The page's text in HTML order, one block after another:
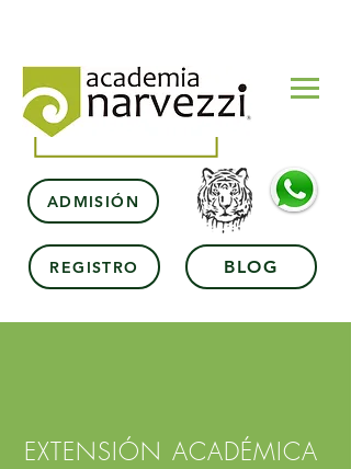
BLOG
REGISTRO
ADMISIÓN
EXTENSIÓN ACADÉMICA